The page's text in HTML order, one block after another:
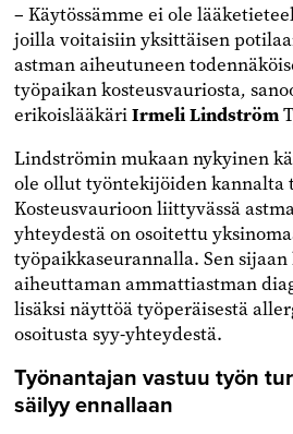
– Käytössämme ei ole
joilla voitaisiin yksittäisen
astman aiheutuneen
työpaikan kosteusvauriosta,
erikoislääkäriIrmeli Lindström
Lindströmin mukaan nykyinen
ole ollut työntekijöiden kannalta
Kosteusvaurioon liittyvässä
yhteydestä on osoitettu
työpaikkaseurannalla. Sen
aiheuttaman ammattiastman
lisäksi näyttöä työperäisestä
osoitusta syy-yhteydestä.
Työnantajan vastuu työn
säilyy ennallaan